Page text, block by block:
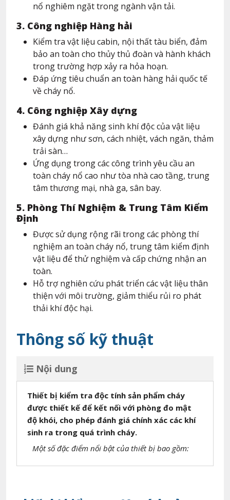
nổ nghiêm ngặt trong ngành vận tải.
3. Công nghiệp Hàng hải
Kiểm tra vật liệu cabin, nội thất tàu biển, đảm
bảo an toàn cho thủy thủ đoàn và hành khách
trong trường hợp xảy ra hỏa hoạn.
Đáp ứng tiêu chuẩn an toàn hàng hải quốc tế
về cháy nổ.
4. Công nghiệp Xây dựng
Đánh giá khả năng sinh khí độc của vật liệu
xây dựng như sơn, cách nhiệt, vách ngăn, thảm
trải sàn…
Ứng dụng trong các công trình yêu cầu an
toàn cháy nổ cao như tòa nhà cao tầng, trung
tâm thương mại, nhà ga, sân bay.
5. Phòng Thí Nghiệm & Trung Tâm Kiểm
Định
Được sử dụng rộng rãi trong các phòng thí
nghiệm an toàn cháy nổ, trung tâm kiểm định
vật liệu để thử nghiệm và cấp chứng nhận an
toàn.
Hỗ trợ nghiên cứu phát triển các vật liệu thân
thiện với môi trường, giảm thiểu rủi ro phát
thải khí độc hại.
Thông số kỹ thuật
Nội dung
Thiết bị kiểm tra độc tính sản phẩm cháy
được thiết kế để kết nối với phòng đo mật
độ khói, cho phép đánh giá chính xác các khí
sinh ra trong quá trình cháy.
Một số đặc điểm nổi bật của thiết bị bao gồm: